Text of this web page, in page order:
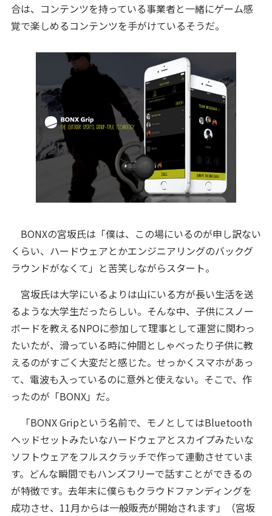
合は、コンテンツを持っている事業者と一緒にゲーム感
覚で楽しめるコンテンツを手がけているそうだ。
BONXの宮坂氏は「僕は、この場にいるのが申し訳ない
くらい、ハードウェアとかエンジニアリングのバックグ
ラウンドがなくて」と苦笑しながらスタート。
宮坂氏は大学にいるよりは山にいる方が長い生活を送
るような大学生だったらしい。そんな中、子供にスノー
ボードを教えるNPOに参加して理事として運営に関わっ
たいたが、滑っている時に仲間としゃべったり子供に教
えるのがすごく大変だと感じた。せっかくスマホがあっ
て、電波も入っているのに意外と使えない。そこで、作
ったのが「BONX」だ。
「BONX Gripという名前で、モノとしてはBluetooth
ヘッドセットみたいなハードウェアとスカイプみたいな
ソフトウェアをフルスクラッチで作って連動させていま
す。どんな瞬間でもハンズフリーで話すことができるの
が特徴です。去年末に僕らもクラウドファンディングを
成功させ、11月からは一般販売が開始されます」（宮坂